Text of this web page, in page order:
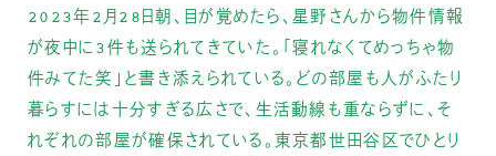
2023年2月28日朝、目が覚めたら、星野さんから物件情報
が夜中に3件も送られてきていた。「寝れなくてめっちゃ物
件みてた笑」と書き添えられている。どの部屋も人がふたり
暮らすには十分すぎる広さで、生活動線も重ならずに、そ
れぞれの部屋が確保されている。東京都世田谷区でひとり